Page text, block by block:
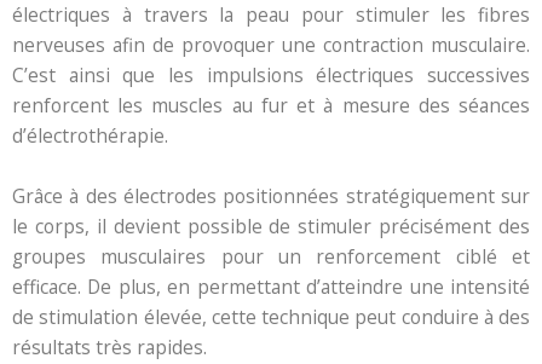
électriques à travers la peau pour stimuler les fibres
nerveuses afin de provoquer une contraction musculaire.
C’est ainsi que les impulsions électriques successives
renforcent les muscles au fur et à mesure des séances
d’électrothérapie.
Grâce à des électrodes positionnées stratégiquement sur
le corps, il devient possible de stimuler précisément des
groupes musculaires pour un renforcement ciblé et
efficace. De plus, en permettant d’atteindre une intensité
de stimulation élevée, cette technique peut conduire à des
résultats très rapides.